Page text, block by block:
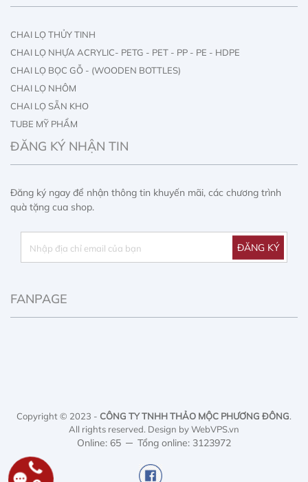
CHAI LỌ THỦY TINH
CHAI LỌ NHỰA ACRYLIC- PETG - PET - PP - PE - HDPE
CHAI LỌ BỌC GỖ - (WOODEN BOTTLES)
CHAI LỌ NHÔM
CHAI LỌ SẴN KHO
TUBE MỸ PHẨM
IN ẤN CHAI LỌ
ĐĂNG KÝ NHẬN TIN
Đăng ký ngay để nhận thông tin khuyến mãi, các chương trình
quà tặng cua shop.
FANPAGE
Copyright © 2023 - CÔNG TY TNHH THẢO MỘC PHƯƠNG ĐÔNG.
All rights reserved. Design by WebVPS.vn
Online: 65 Tổng online: 3123972